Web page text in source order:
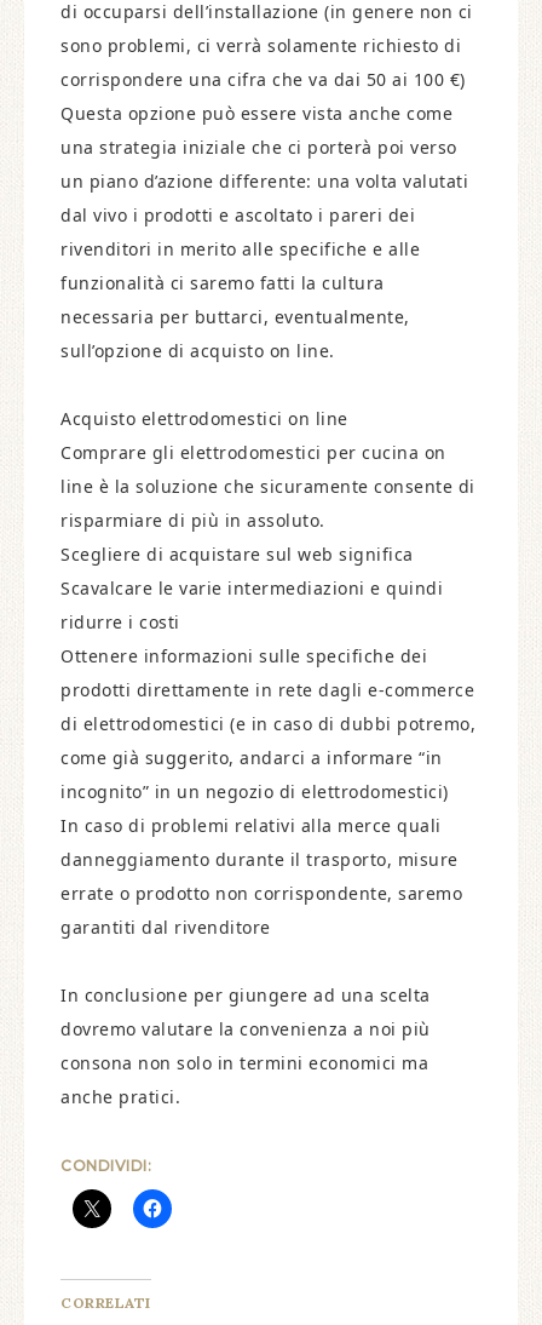
di occuparsi dell’installazione (in genere non ci
sono problemi, ci verrà solamente richiesto di
corrispondere una cifra che va dai 50 ai 100 €)
Questa opzione può essere vista anche come
una strategia iniziale che ci porterà poi verso
un piano d’azione differente: una volta valutati
dal vivo i prodotti e ascoltato i pareri dei
rivenditori in merito alle specifiche e alle
funzionalità ci saremo fatti la cultura
necessaria per buttarci, eventualmente,
sull’opzione di acquisto on line.
Acquisto elettrodomestici on line
Comprare gli elettrodomestici per cucina on
line è la soluzione che sicuramente consente di
risparmiare di più in assoluto.
Scegliere di acquistare sul web significa
Scavalcare le varie intermediazioni e quindi
ridurre i costi
Ottenere informazioni sulle specifiche dei
prodotti direttamente in rete dagli e-commerce
di elettrodomestici (e in caso di dubbi potremo,
come già suggerito, andarci a informare “in
incognito” in un negozio di elettrodomestici)
In caso di problemi relativi alla merce quali
danneggiamento durante il trasporto, misure
errate o prodotto non corrispondente, saremo
garantiti dal rivenditore
In conclusione per giungere ad una scelta
dovremo valutare la convenienza a noi più
consona non solo in termini economici ma
anche pratici.
CONDIVIDI:
CORRELATI